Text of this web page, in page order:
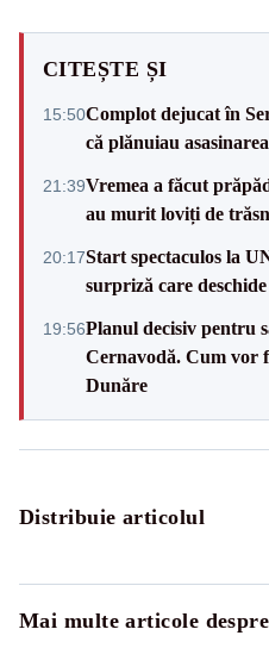
CITEȘTE ȘI
15:50Complot dejucat în
că plănuiau
21:39Vremea a făcut
au murit loviți de
20:17Start spectaculos la
surpriză care
19:56Planul decisiv pentru
Cernavodă. Cum vor
Dunăre
Distribuie articolul
Mai multe articole despre